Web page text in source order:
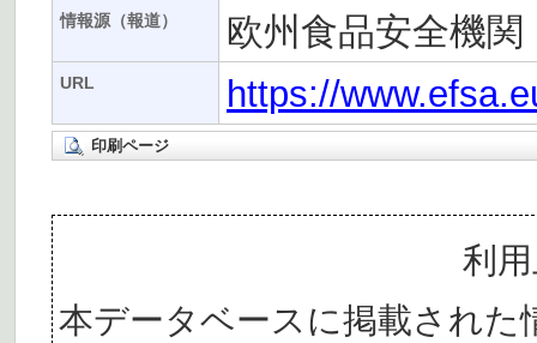
情報源（報道） 欧州食品安全機関
URL https://
印刷ページ
利
本データベースに掲載された